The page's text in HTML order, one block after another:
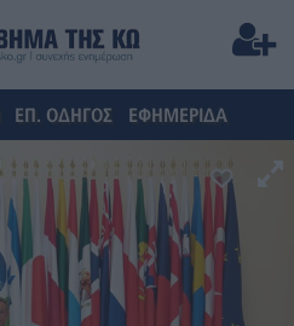
ΕΠ. ΟΔΗΓΟΣ ΕΦΗΜΕΡΙΔΑ